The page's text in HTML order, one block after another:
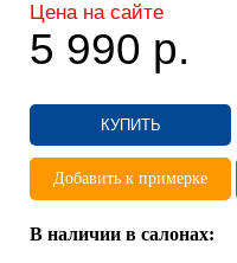
Цена на сайте
5 990 р.
КУПИТЬ
Добавить к примерке
В наличии в салонах: